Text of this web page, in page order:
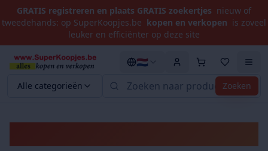
GRATIS registreren en plaats GRATIS zoekertjes nieuw of
tweedehands: op SuperKoopjes.be kopen en verkopen is zoveel
leuker en efficiënter op deze site
Alle categorieën Zoeken
🇳🇱